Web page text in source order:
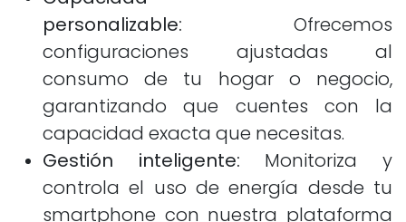
personalizable: Ofrecemos
configuraciones ajustadas al
consumo de tu hogar o negocio,
garantizando que cuentes con la
capacidad exacta que necesitas.
Gestión inteligente: Monitoriza y
controla el uso de energía desde tu
smartphone con nuestra plataforma